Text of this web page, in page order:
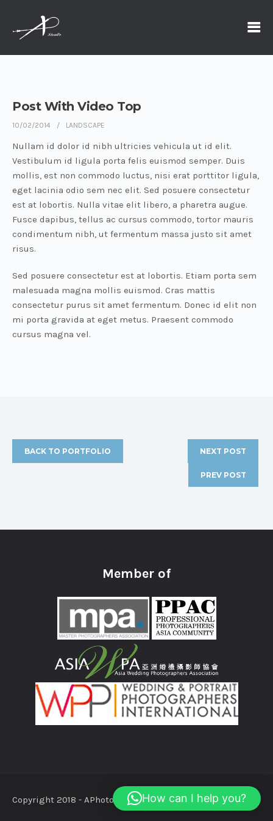
Post With Video Top
10/02/2014 LANDSCAPE
Nullam id dolor id nibh ultricies vehicula ut id elit.
Vestibulum id ligula porta felis euismod semper. Duis
mollis, est non commodo luctus, nisi erat porttitor ligula,
eget lacinia odio sem nec elit. Sed posuere consectetur
est at lobortis. Nulla vitae elit libero, a pharetra augue.
Fusce dapibus, tellus ac cursus commodo, tortor mauris
condimentum nibh, ut fermentum massa justo sit amet
risus.
Sed posuere consectetur est at lobortis. Etiam porta sem
malesuada magna mollis euismod. Cras mattis
consectetur purus sit amet fermentum. Donec id elit non
mi porta gravida at eget metus. Praesent commodo
cursus magna vel.
BACK TO PORTFOLIO NEXT POST
PREV POST
Member of
Copyright 2018 - APhotoStudio.com.au All Rights Reserved
How can I help you?